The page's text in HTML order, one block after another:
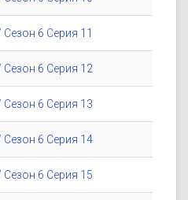
6 Серия 11
Сезон 6 Серия 12
6 Серия 13
Сезон 6 Серия 14
6 Серия 15